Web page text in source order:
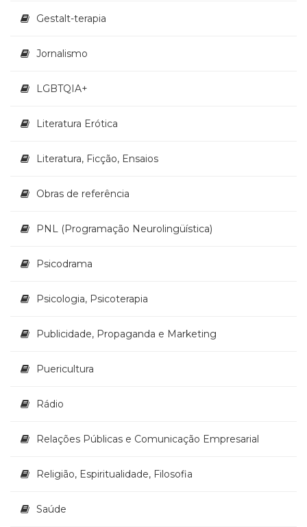
(22)
africanos
Terapia
Treinamento
RH
Turismo
Prática
Gestalt-terapia
Jornalismo
LGBTQIA+
Literatura Erótica
Literatura, Ficção, Ensaios
Obras de referência
PNL (Programação Neurolingüística)
Psicodrama
Psicologia, Psicoterapia
Publicidade, Propaganda e Marketing
Puericultura
Rádio
Relações Públicas e Comunicação Empresarial
Religião, Espiritualidade, Filosofia
Saúde